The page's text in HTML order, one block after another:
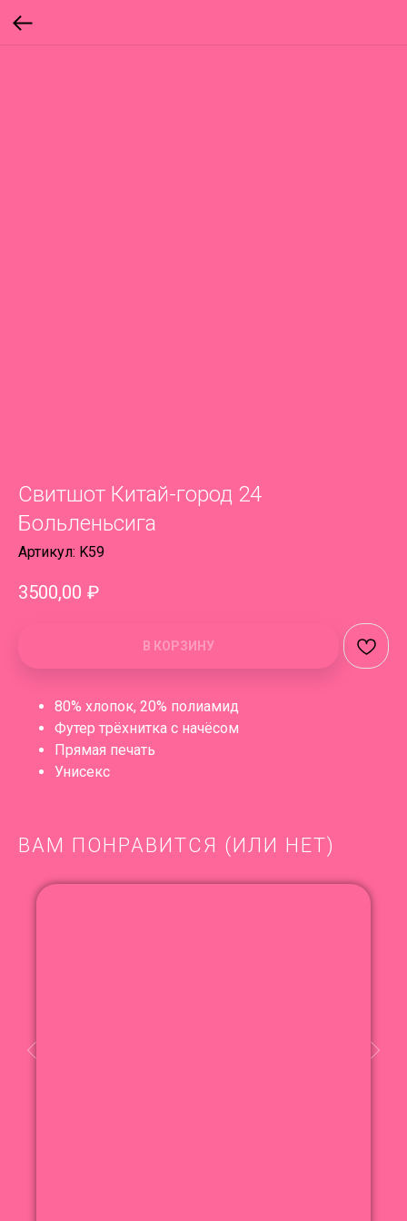
Свитшот Китай-город 24
Больленьсига
Артикул: K59
3500,00 ₽
В КОРЗИНУ
80% хлопок, 20% полиамид
Футер трёхнитка с начёсом
Прямая печать
Унисекс
ВАМ ПОНРАВИТСЯ (ИЛИ НЕТ)